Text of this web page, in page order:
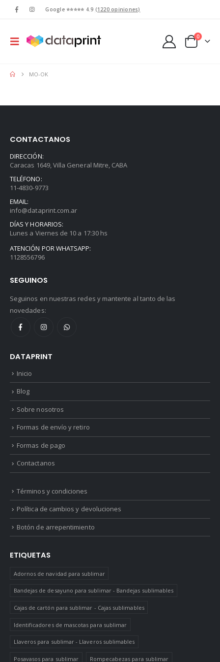
Google ⭐⭐⭐⭐⭐ 4.9 (1220 opiniones)
0
MO-OK
CONTACTANOS
DIRECCIÓN:
Caracas 1649, Villa General Mitre, CABA
TELÉFONO:
11-4830-9773
EMAIL:
info@dataprint.com.ar
DÍAS Y HORARIOS:
Lunes a Viernes de 10 a 17:30 hs
ATENCIÓN POR WHATSAPP:
1128556796
SEGUINOS
Seguinos en nuestras redes y mantente al tanto de las
novedades:
DATAPRINT
Inicio
Blog
Sobre nosotros
Formas de envío y retiro
Formas de pago
Contactanos
Términos y condiciones
Política de cambios y devoluciones
Botón de arrepentimiento
ETIQUETAS
Adornos de navidad para sublimar
Bandejas de desayuno para sublimar - Bandejas sublimables
Cajas de cartón para sublimar - Cajas sublimables
Identificadores de mascotas para sublimar
Llaveros para sublimar - Llaveros sublimables
Posavasos para sublimar Rompecabezas para sublimar